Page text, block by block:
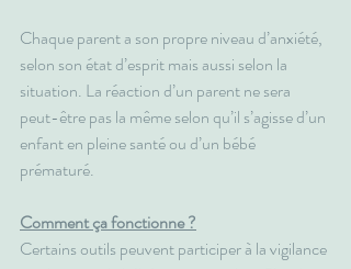
Chaque parent a son propre niveau d’anxiété,
selon son état d’esprit mais aussi selon la
situation. La réaction d’un parent ne sera
peut-être pas la même selon qu’il s’agisse d’un
enfant en pleine santé ou d’un bébé
prématuré.
Comment ça fonctionne ?
Certains outils peuvent participer à la vigilance